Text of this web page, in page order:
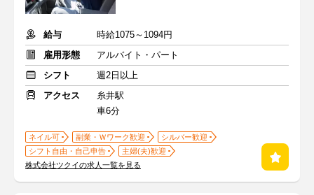
給与
時給1075～1094円
雇用形態
アルバイト・パート
シフト
週2日以上
アクセス
糸井駅
車6分
ネイル可 副業・Ｗワーク歓迎
シルバー歓迎
シフト自由・自己申告
主婦(夫)歓迎
株式会社ツクイの求人一覧を見る